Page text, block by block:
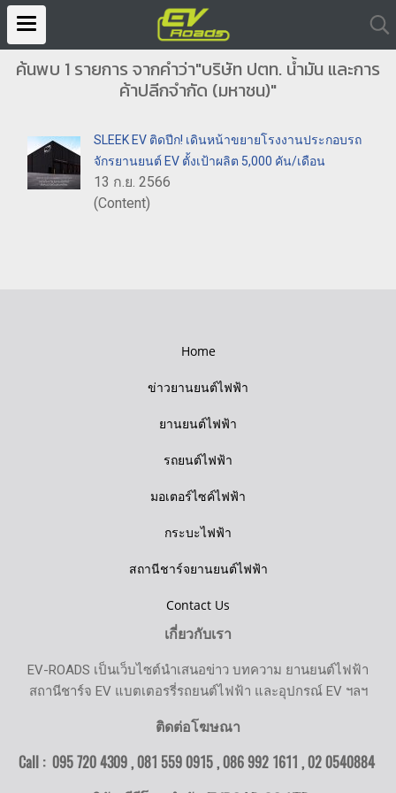
ค้นพบ 1 รายการ จากคำว่า"บริษัท ปตท. น้ำมัน และการ
ค้าปลีกจำกัด (มหาชน)"
SLEEK EV ติดปีก! เดินหน้าขยายโรงงานประกอบรถ
จักรยานยนต์ EV ตั้งเป้าผลิต 5,000 คัน/เดือน
13 ก.ย. 2566
(Content)
Home
ข่าวยานยนต์ไฟฟ้า
ยานยนต์ไฟฟ้า
รถยนต์ไฟฟ้า
มอเตอร์ไซค์ไฟฟ้า
กระบะไฟฟ้า
สถานีชาร์จยานยนต์ไฟฟ้า
Contact Us
เกี่ยวกับเรา
EV-ROADS เป็นเว็บไซต์นำเสนอข่าว บทความ ยานยนต์ไฟฟ้า
สถานีชาร์จ EV แบตเตอรรี่รถยนต์ไฟฟ้า และอุปกรณ์ EV ฯลฯ
ติดต่อโฆษณา
Call : 095 720 4309 , 081 559 0915 , 086 992 1611 ,02 0540884